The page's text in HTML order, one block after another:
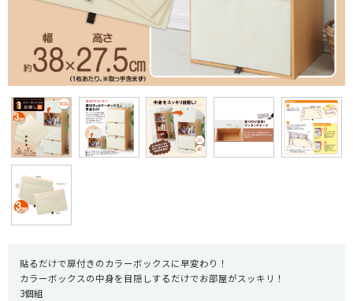
貼るだけで扉付きのカラーボックスに早変わり！
カラーボックスの中身を目隠しするだけでお部屋がスッキリ！
3個組